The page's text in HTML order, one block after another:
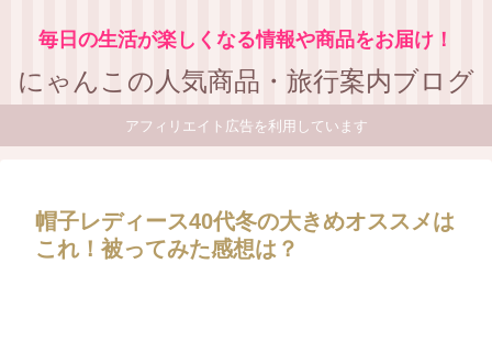
毎日の生活が楽しくなる情報や商品をお届け！
にゃんこの人気商品・旅行案内ブログ
アフィリエイト広告を利用しています
帽子レディース40代冬の大きめオススメは
これ！被ってみた感想は？